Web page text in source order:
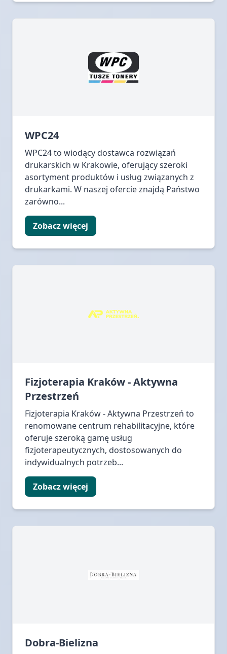
WPC24
WPC24 to wiodący dostawca rozwiązań
drukarskich w Krakowie, oferujący szeroki
asortyment produktów i usług związanych z
drukarkami. W naszej ofercie znajdą Państwo
zarówno...
Zobacz więcej
Fizjoterapia Kraków - Aktywna
Przestrzeń
Fizjoterapia Kraków - Aktywna Przestrzeń to
renomowane centrum rehabilitacyjne, które
oferuje szeroką gamę usług
fizjoterapeutycznych, dostosowanych do
indywidualnych potrzeb...
Zobacz więcej
Dobra-Bielizna